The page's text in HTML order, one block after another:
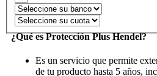
¿Qué es Protección Plus Hendel?
Es un servicio que permite
de tu producto hasta 5 años,